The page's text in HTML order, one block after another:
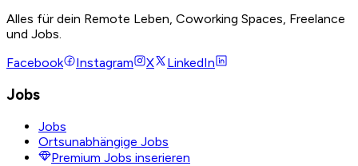
Alles für dein Remote Leben, Coworking Spaces, Freelance
und Jobs.
Facebook
Instagram X LinkedIn
Jobs
Jobs
Ortsunabhängige Jobs
Premium Jobs inserieren